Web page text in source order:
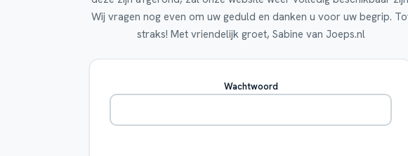
Wij vragen nog even om uw geduld en danken u voor uw begrip.
straks! Met vriendelijk groet, Sabine van Joeps.nl
Wachtwoord